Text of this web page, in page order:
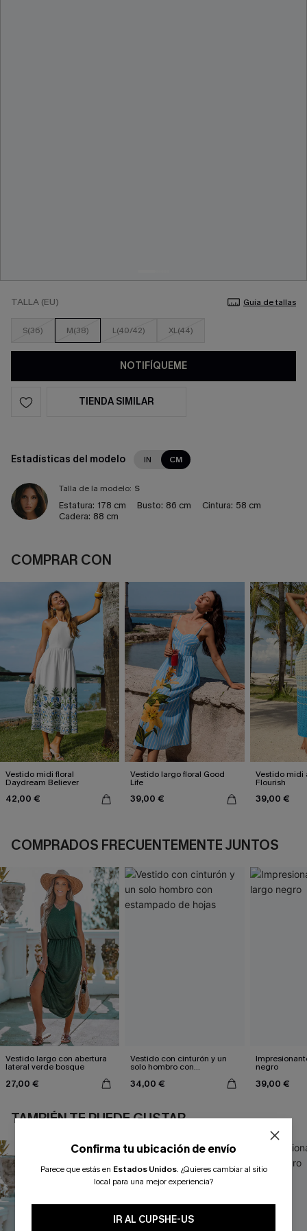
TALLA (EU) Guía de tallas
S(36) M(38) L(40/42) XL(44)
NOTIFÍQUEME
TIENDA SIMILAR
Estadísticas del modelo IN CM
Talla de la modelo: S
Estatura: 178 cm Busto: 86 cm Cintura: 58 cm
Cadera: 88 cm
COMPRAR CON
Vestido midi floral
Daydream Believer
42,00 €
Vestido largo floral Good
Life
39,00 €
Vestido midi
Flourish
39,00 €
COMPRADOS FRECUENTEMENTE JUNTOS
Vestido largo con abertura
lateral verde bosque
27,00 €
Vestido con cinturón y un
solo hombro con
34,00 €
negro
39,00 €
TAMBIÉN TE PUEDE GUSTAR
Confirma tu ubicación de envío
Parece que estás en Estados Unidos. ¿Quieres cambiar al sitio
local para una mejor experiencia?
IR AL CUPSHE-US